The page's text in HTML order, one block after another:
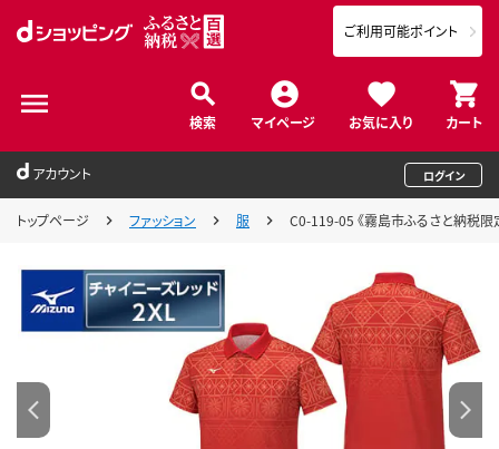
検索 マイページ お気に入り カート
ご利用可能ポイント
アカウント ログイン
トップページ ファッション 服 C0-119-05 《霧島市ふるさと納税限